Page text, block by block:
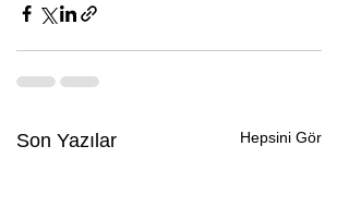
Son Yazılar Hepsini Gör